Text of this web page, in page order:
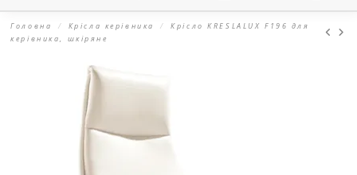
Головна Крісла керівника
Крісло KRESLALUX F196 для
керівника, шкіряне